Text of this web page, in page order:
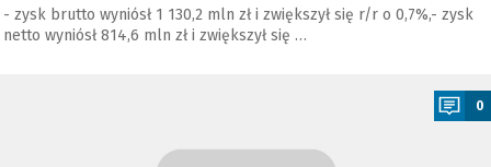
- zysk brutto wyniósł 1 130,2 mln zł i zwiększył się r/r o 0,7%,- zysk
netto wyniósł 814,6 mln zł i zwiększył się …
0